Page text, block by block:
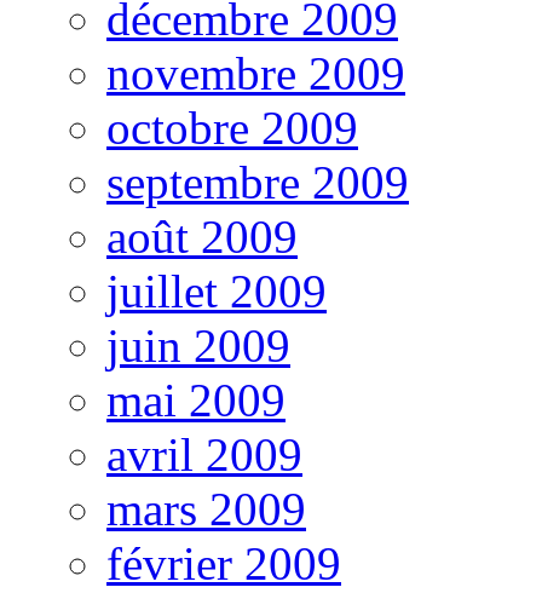
décembre 2009
novembre 2009
octobre 2009
septembre 2009
août 2009
juillet 2009
juin 2009
mai 2009
avril 2009
mars 2009
février 2009